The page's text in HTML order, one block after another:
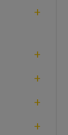
+
+
+
+
+